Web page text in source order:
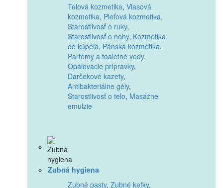
Telová kozmetika, Vlasová
kozmetika, Pleťová kozmetika,
Starostlivosť o ruky,
Starostlivosť o nohy, Kozmetika
do kúpeľa, Pánska kozmetika,
Parfémy a toaletné vody,
Opaľovacie prípravky,
Darčekové kazety,
Antibakteriálne gély,
Starostlivosť o telo, Masážne
emulzie
Zubná hygiena
Zubné pasty, Zubné kefky,